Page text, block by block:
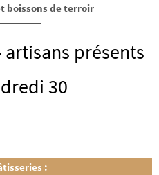
boissons de terroir
présents
30
: